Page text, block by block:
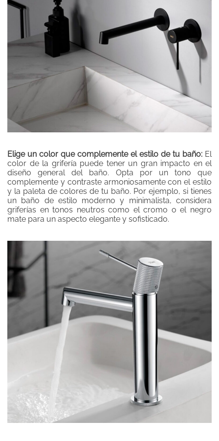
Elige un color que complemente el estilo de tu baño: El
color de la grifería puede tener un gran impacto en el
diseño general del baño. Opta por un tono que
complemente y contraste armoniosamente con el estilo
y la paleta de colores de tu baño. Por ejemplo, si tienes
un baño de estilo moderno y minimalista, considera
griferías en tonos neutros como el cromo o el negro
mate para un aspecto elegante y sofisticado.